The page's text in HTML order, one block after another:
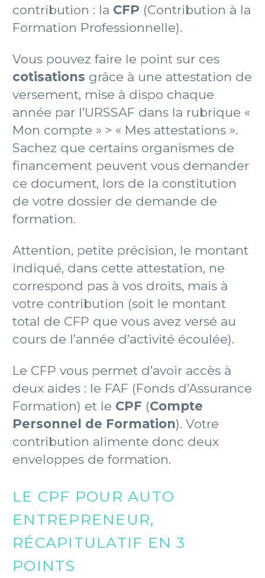
contribution : la CFP (Contribution à la
Formation Professionnelle).
Vous pouvez faire le point sur ces
cotisations grâce à une attestation de
versement, mise à dispo chaque
année par l’URSSAF dans la rubrique «
Mon compte » > « Mes attestations ».
Sachez que certains organismes de
financement peuvent vous demander
ce document, lors de la constitution
de votre dossier de demande de
formation.
Attention, petite précision, le montant
indiqué, dans cette attestation, ne
correspond pas à vos droits, mais à
votre contribution (soit le montant
total de CFP que vous avez versé au
cours de l’année d’activité écoulée).
Le CFP vous permet d’avoir accès à
deux aides : le FAF (Fonds d’Assurance
Formation) et le CPF (Compte
Personnel de Formation). Votre
contribution alimente donc deux
enveloppes de formation.
LE CPF POUR AUTO
ENTREPRENEUR,
RÉCAPITULATIF EN 3
POINTS